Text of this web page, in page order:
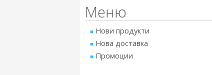
Меню
Нови продукти
Нова доставка
Промоции